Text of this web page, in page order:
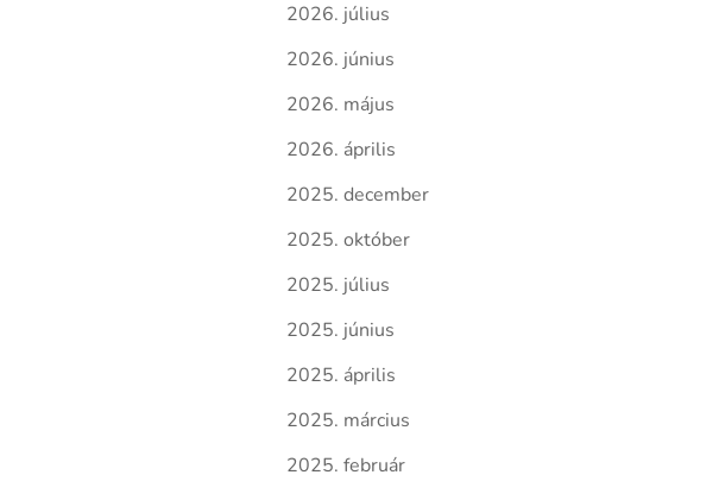
2026. július
2026. június
2026. május
2026. április
2025. december
2025. október
2025. július
2025. június
2025. április
2025. március
2025. február